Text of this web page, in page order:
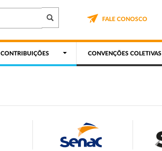
FALE CONOSCO
CONTRIBUIÇÕES CONVENÇÕES COLETIVAS